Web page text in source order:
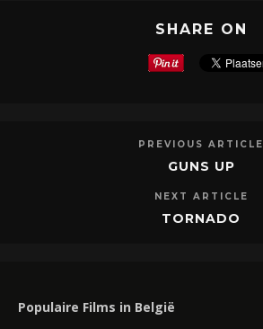
SHARE ON
PREVIOUS ARTICLE
GUNS UP
NEXT ARTICLE
TORNADO
Populaire Films in België